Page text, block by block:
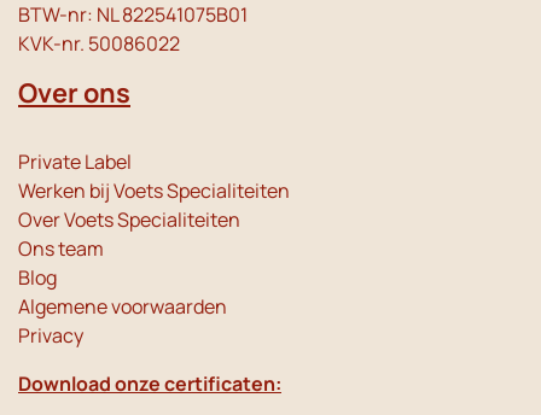
BTW-nr: NL 822541075B01
KVK-nr. 50086022
Over ons
Private Label
Werken bij Voets Specialiteiten
Over Voets Specialiteiten
Ons team
Blog
Algemene voorwaarden
Privacy
Download onze certificaten: